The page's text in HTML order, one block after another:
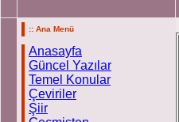
:: Ana Menü
Anasayfa
Güncel Yazılar
Temel Konular
Çeviriler
Şiir